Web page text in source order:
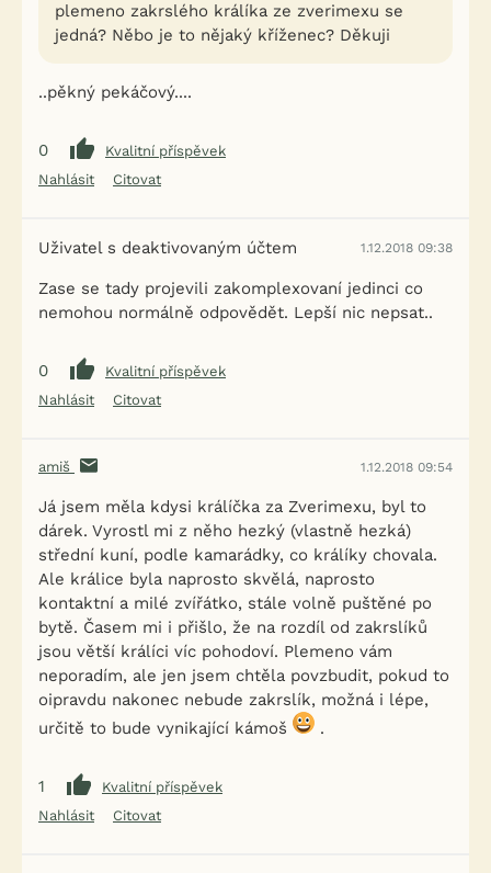
plemeno zakrslého králíka ze zverimexu se
jedná? Něbo je to nějaký kříženec? Děkuji
..pěkný pekáčový....
0
Kvalitní příspěvek
Nahlásit
Citovat
Uživatel s deaktivovaným účtem 1.12.2018 09:38
Zase se tady projevili zakomplexovaní jedinci co
nemohou normálně odpovědět. Lepší nic nepsat..
0
Kvalitní příspěvek
Nahlásit
Citovat
amiš 1.12.2018 09:54
Já jsem měla kdysi králíčka za Zverimexu, byl to
dárek. Vyrostl mi z něho hezký (vlastně hezká)
střední kuní, podle kamarádky, co králíky chovala.
Ale králice byla naprosto skvělá, naprosto
kontaktní a milé zvířátko, stále volně puštěné po
bytě. Časem mi i přišlo, že na rozdíl od zakrslíků
jsou větší králíci víc pohodoví. Plemeno vám
neporadím, ale jen jsem chtěla povzbudit, pokud to
oipravdu nakonec nebude zakrslík, možná i lépe,
určitě to bude vynikající kámoš
.
1
Kvalitní příspěvek
Nahlásit
Citovat